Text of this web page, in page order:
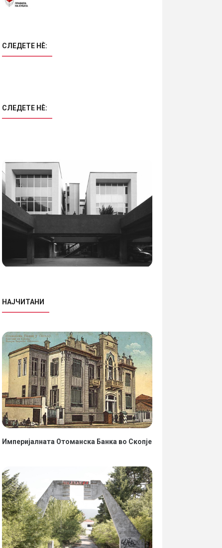
СЛЕДЕТЕ НÈ:
СЛЕДЕТЕ НÈ:
НАЈЧИТАНИ
Империјалната Отоманска Банка во Скопје